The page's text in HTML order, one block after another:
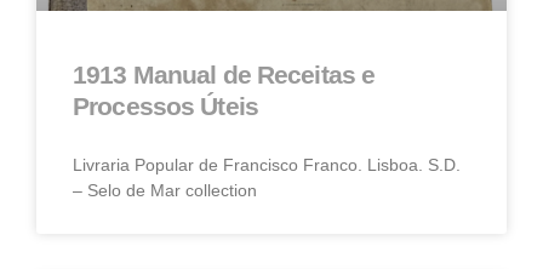
1913 Manual de Receitas e
Processos Úteis
Livraria Popular de Francisco Franco. Lisboa. S.D.
– Selo de Mar collection